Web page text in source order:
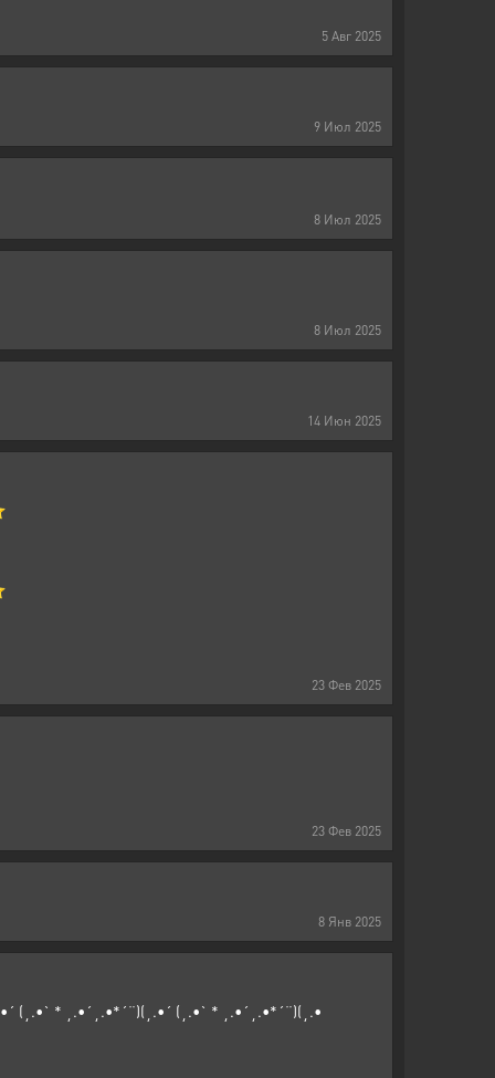
5 Авг 2025
9 Июл 2025
8 Июл 2025
8 Июл 2025
14 Июн 2025
23 Фев 2025
23 Фев 2025
8 Янв 2025
(¸.•` * ¸.•´¸.•*´¨)(¸.•´ (¸.•` * ¸.•´¸.•*´¨)(¸.•